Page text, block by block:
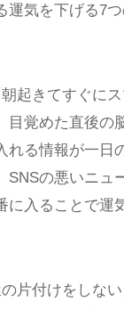
運気を下げる7
起きてすぐに
目覚めた直後の
れる情報が一日
SNSの悪いニュ
に入ることで運
片付けをしな